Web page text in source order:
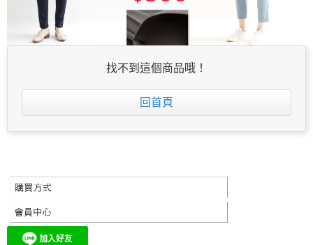
找不到這個商品哦！
回首頁